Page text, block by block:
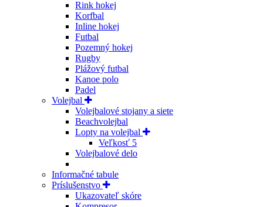
Rink hokej
Korfbal
Inline hokej
Futbal
Pozemný hokej
Rugby
Plážový futbal
Kanoe polo
Padel
Volejbal
Volejbalové stojany a siete
Beachvolejbal
Lopty na volejbal
Veľkosť 5
Volejbalové delo
Informačné tabule
Príslušenstvo
Ukazovateľ skóre